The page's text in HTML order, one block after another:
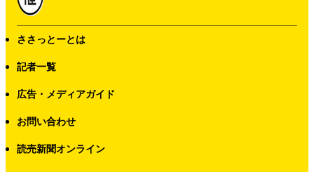
ささっとーとは
記者一覧
広告・メディアガイド
お問い合わせ
読売新聞オンライン